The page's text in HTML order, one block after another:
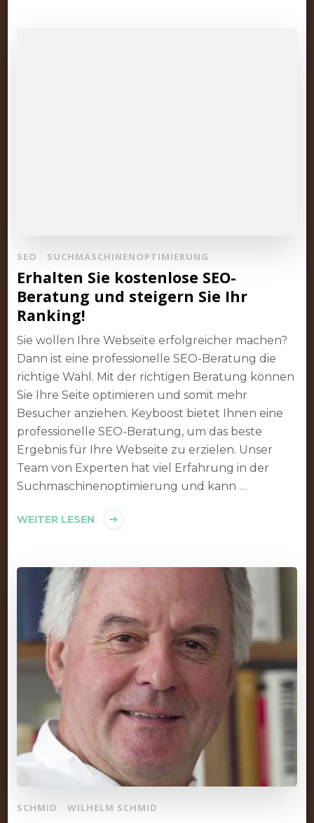
SEO SUCHMASCHINENOPTIMIERUNG
Erhalten Sie kostenlose SEO-
Beratung und steigern Sie Ihr
Ranking!
Sie wollen Ihre Webseite erfolgreicher machen?
Dann ist eine professionelle SEO-Beratung die
richtige Wahl. Mit der richtigen Beratung können
Sie Ihre Seite optimieren und somit mehr
Besucher anziehen. Keyboost bietet Ihnen eine
professionelle SEO-Beratung, um das beste
Ergebnis für Ihre Webseite zu erzielen. Unser
Team von Experten hat viel Erfahrung in der
Suchmaschinenoptimierung und kann …
WEITER LESEN
SCHMID WILHELM SCHMID